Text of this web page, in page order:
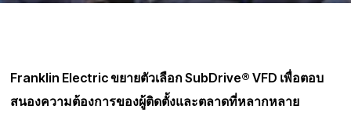
Franklin Electric ขยายตัวเลือก SubDrive® VFD เพื่อตอบ
สนองความต้องการของผู้ติดตั้งและตลาดที่หลากหลาย